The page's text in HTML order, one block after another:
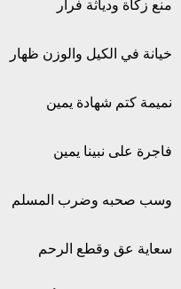
منع زكاة ودياثة فرار
خيانة في الكيل والوزن ظهار
نميمة كتم شهادة يمين
فاجرة على نبينا يمين
وسب صحبه وضرب المسلم
سعاية عق وقطع الرحم